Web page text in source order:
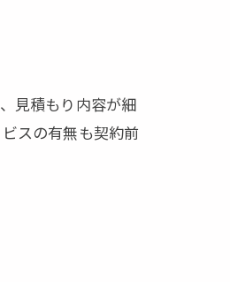
見積もり内容が細
スの有無も契約前